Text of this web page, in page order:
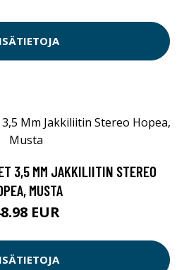
3,5 MM JAKKILIITIN STEREO
MUSTA
EUR